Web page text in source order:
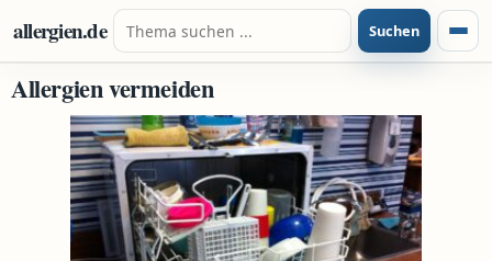
Zum Inhalt springen
allergien.de Suche nach: Suchen
Allergien vermeiden